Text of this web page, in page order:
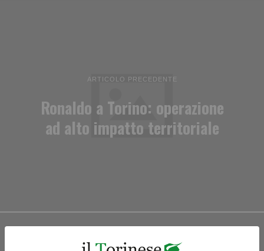
ARTICOLO PRECEDENTE
Ronaldo a Torino: operazione
ad alto impatto territoriale